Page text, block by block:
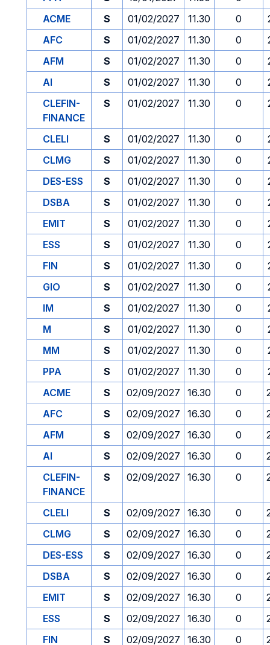
ACME
S 01/02/2027 11.30 0
AFC
S 01/02/2027 11.30 0
AFM
S 01/02/2027 11.30 0
AI
S 01/02/2027 11.30 0
CLEFIN-
FINANCE
S 01/02/2027 11.30 0
CLELI S 01/02/2027 11.30 0
CLMG
S 01/02/2027 11.30 0
DES-ESS
S 01/02/2027 11.30 0
DSBA
S 01/02/2027 11.30 0
EMIT
S 01/02/2027 11.30 0
ESS
S 01/02/2027 11.30 0
FIN
S 01/02/2027 11.30 0
GIO
S 01/02/2027 11.30 0
IM
S 01/02/2027 11.30 0
M
S 01/02/2027 11.30 0
MM
S 01/02/2027 11.30 0
PPA
S 01/02/2027 11.30 0
ACME
S 02/09/2027 16.30 0
AFC
S 02/09/2027 16.30 0
AFM
S 02/09/2027 16.30 0
AI
S 02/09/2027 16.30 0
CLEFIN-
FINANCE
S 02/09/2027 16.30 0
CLELI S 02/09/2027 16.30 0
CLMG
S 02/09/2027 16.30 0
DES-ESS
S 02/09/2027 16.30 0
DSBA
S 02/09/2027 16.30 0
EMIT
S 02/09/2027 16.30 0
ESS
S 02/09/2027 16.30 0
FIN
S 02/09/2027 16.30 0